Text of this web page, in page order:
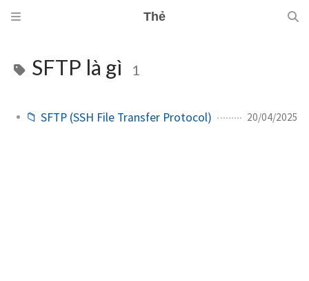
Thẻ
SFTP là gì 1
📁 SFTP (SSH File Transfer Protocol) 20/04/2025